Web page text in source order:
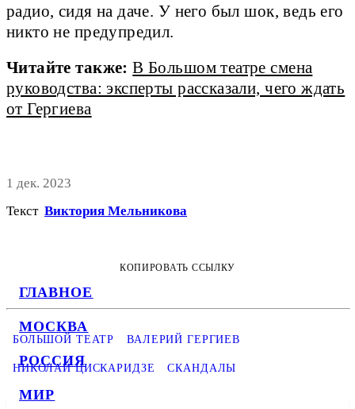
ГЛАВНОЕ
МОСКВА
РОССИЯ
МИР
радио, сидя на даче. У него был шок, ведь его
никто не предупредил.
Читайте также: В Большом театре смена
руководства: эксперты рассказали, чего ждать
от Гергиева
1 дек. 2023
Текст Виктория Мельникова
КОПИРОВАТЬ ССЫЛКУ
БОЛЬШОЙ ТЕАТР ВАЛЕРИЙ ГЕРГИЕВ
НИКОЛАЙ ЦИСКАРИДЗЕ СКАНДАЛЫ